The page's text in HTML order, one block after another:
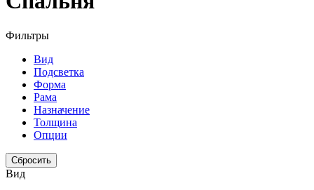
Фильтры
Вид
Подсветка
Форма
Рама
Назначение
Толщина
Опции
Сбросить
Вид